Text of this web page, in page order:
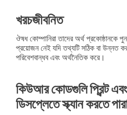
খরচজীবনিত
ঔষধ কোম্পানিরা তাদের অর্থ প্রকোষ্ঠানকে
প্রয়োজন নেই যদি তথ্যটি সঠিক বা উন্নত
পরিবেশবান্ধব এবং অর্থনৈতিক করে।
কিউআর কোডগুলি প্রিন্ট
ডিসপ্লেতে স্ক্যান করতে